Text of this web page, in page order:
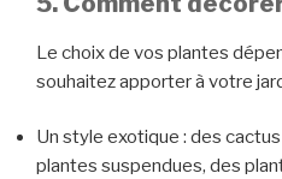
Le choix de vos plantes
souhaitez apporter à votre
Un style exotique : des
plantes suspendues, des